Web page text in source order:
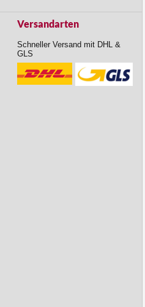
Versandarten
Schneller Versand mit DHL &
GLS